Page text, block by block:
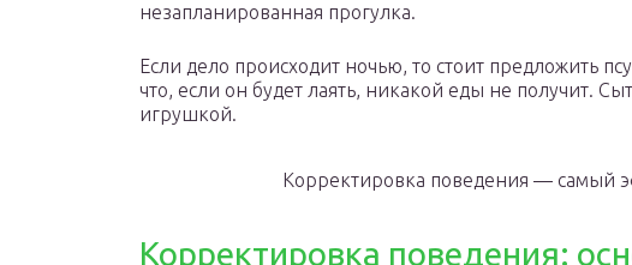
незапланированная прогулка.
Если дело происходит ночью, то стоит предложить
что, если он будет лаять, никакой еды не получит.
игрушкой.
Корректировка поведения — самый
Корректировка поведения: